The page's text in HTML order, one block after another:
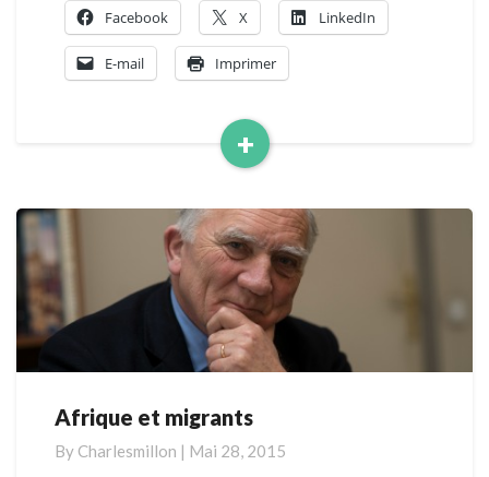
+
Read
Facebook X LinkedIn
E-mail Imprimer
Afrique
migrants
Afrique et migrants
By Charlesmillon | Mai 28, 2015